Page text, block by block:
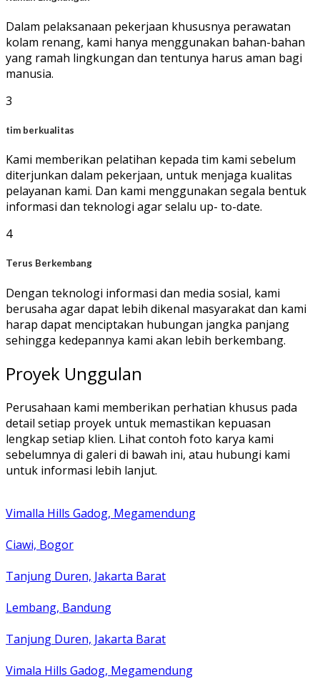
Dalam pelaksanaan pekerjaan khususnya perawatan
kolam renang, kami hanya menggunakan bahan-bahan
yang ramah lingkungan dan tentunya harus aman bagi
manusia.
3
tim berkualitas
Kami memberikan pelatihan kepada tim kami sebelum
diterjunkan dalam pekerjaan, untuk menjaga kualitas
pelayanan kami. Dan kami menggunakan segala bentuk
informasi dan teknologi agar selalu up- to-date.
4
Terus Berkembang
Dengan teknologi informasi dan media sosial, kami
berusaha agar dapat lebih dikenal masyarakat dan kami
harap dapat menciptakan hubungan jangka panjang
sehingga kedepannya kami akan lebih berkembang.
Proyek Unggulan
Perusahaan kami memberikan perhatian khusus pada
detail setiap proyek untuk memastikan kepuasan
lengkap setiap klien. Lihat contoh foto karya kami
sebelumnya di galeri di bawah ini, atau hubungi kami
untuk informasi lebih lanjut.
Vimalla Hills Gadog, Megamendung
Ciawi, Bogor
Tanjung Duren, Jakarta Barat
Lembang, Bandung
Tanjung Duren, Jakarta Barat
Vimala Hills Gadog, Megamendung